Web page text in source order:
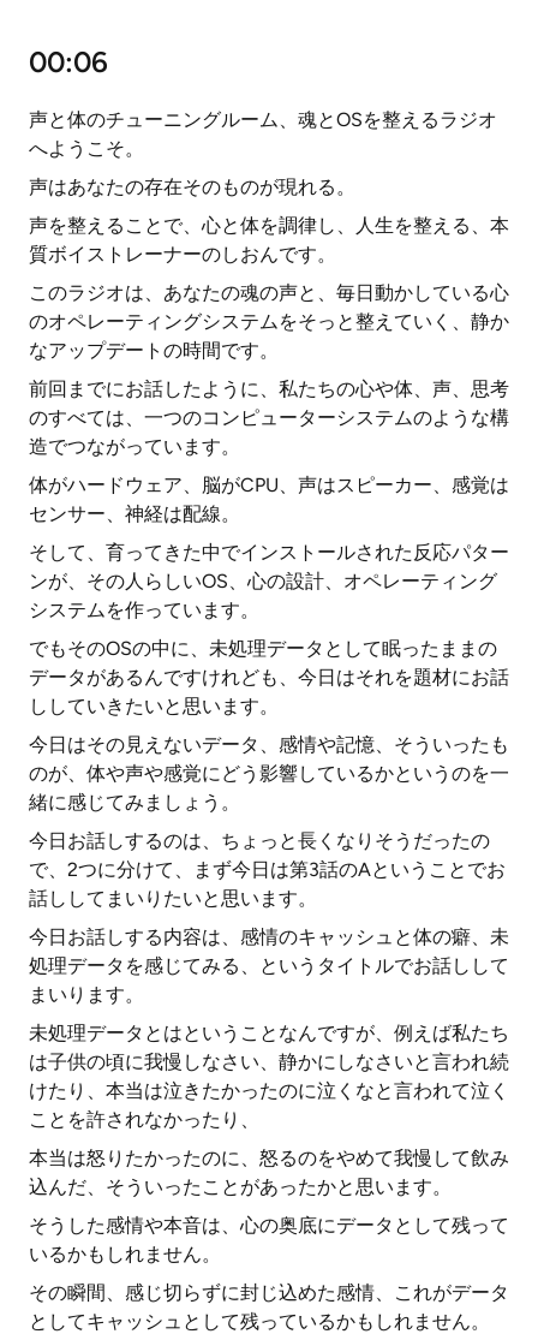
00:06
声と体のチューニングルーム、魂とOSを整えるラジオ
へようこそ。
声はあなたの存在そのものが現れる。
声を整えることで、心と体を調律し、人生を整える、本
質ボイストレーナーのしおんです。
このラジオは、あなたの魂の声と、毎日動かしている心
のオペレーティングシステムをそっと整えていく、静か
なアップデートの時間です。
前回までにお話したように、私たちの心や体、声、思考
のすべては、一つのコンピューターシステムのような構
造でつながっています。
体がハードウェア、脳がCPU、声はスピーカー、感覚は
センサー、神経は配線。
そして、育ってきた中でインストールされた反応パター
ンが、その人らしいOS、心の設計、オペレーティング
システムを作っています。
でもそのOSの中に、未処理データとして眠ったままの
データがあるんですけれども、今日はそれを題材にお話
ししていきたいと思います。
今日はその見えないデータ、感情や記憶、そういったも
のが、体や声や感覚にどう影響しているかというのを一
緒に感じてみましょう。
今日お話しするのは、ちょっと長くなりそうだったの
で、2つに分けて、まず今日は第3話のAということでお
話ししてまいりたいと思います。
今日お話しする内容は、感情のキャッシュと体の癖、未
処理データを感じてみる、というタイトルでお話しして
まいります。
未処理データとはということなんですが、例えば私たち
は子供の頃に我慢しなさい、静かにしなさいと言われ続
けたり、本当は泣きたかったのに泣くなと言われて泣く
ことを許されなかったり、
本当は怒りたかったのに、怒るのをやめて我慢して飲み
込んだ、そういったことがあったかと思います。
そうした感情や本音は、心の奥底にデータとして残って
いるかもしれません。
その瞬間、感じ切らずに封じ込めた感情、これがデータ
としてキャッシュとして残っているかもしれません。